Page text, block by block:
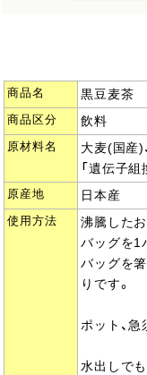
商品名 黒豆麦茶
商品区分 飲料
原材料名
大麦(国産)
「遺伝子組
原産地 日本産
使用方法
沸騰した
バッグを1
バッグを
りです。
ポット、急
水出しで